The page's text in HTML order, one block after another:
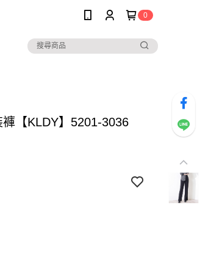
0
【KLDY】5201-3036